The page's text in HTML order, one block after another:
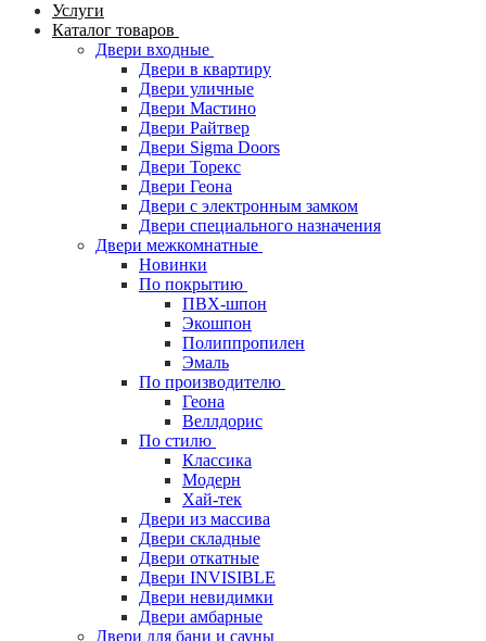
Услуги
Каталог товаров
Двери входные
Двери в квартиру
Двери уличные
Двери Мастино
Двери Райтвер
Двери Sigma Doors
Двери Торекс
Двери Геона
Двери с электронным замком
Двери специального назначения
Двери межкомнатные
Новинки
По покрытию
ПВХ-шпон
Экошпон
Полиппропилен
Эмаль
По производителю
Геона
Веллдорис
По стилю
Классика
Модерн
Хай-тек
Двери из массива
Двери складные
Двери откатные
Двери INVISIBLE
Двери невидимки
Двери амбарные
Двери для бани и сауны